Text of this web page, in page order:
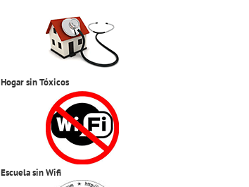
Hogar sin Tóxicos
Escuela sin Wifi